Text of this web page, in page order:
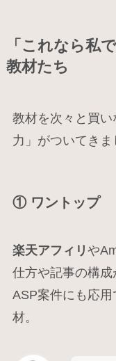
「これなら私
教材たち
教材を次々と買
力」がついてきま
① ワントップ
楽天アフィリ や
仕方や記事の構成
ASP案件にも応
材。